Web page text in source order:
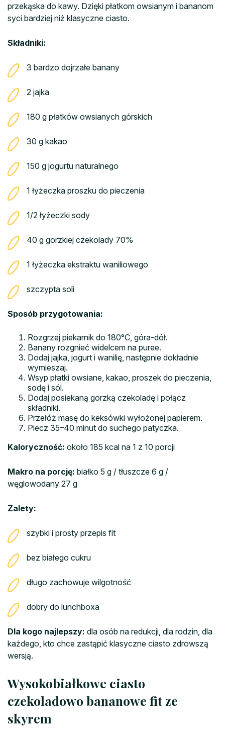
przekąska do kawy. Dzięki płatkom owsianym i bananom
syci bardziej niż klasyczne ciasto.
Składniki:
3 bardzo dojrzałe banany
2 jajka
180 g płatków owsianych górskich
30 g kakao
150 g jogurtu naturalnego
1 łyżeczka proszku do pieczenia
1/2 łyżeczki sody
40 g gorzkiej czekolady 70%
1 łyżeczka ekstraktu waniliowego
szczypta soli
Sposób przygotowania:
Rozgrzej piekarnik do 180°C, góra-dół.
Banany rozgnieć widelcem na puree.
Dodaj jajka, jogurt i wanilię, następnie dokładnie
wymieszaj.
Wsyp płatki owsiane, kakao, proszek do pieczenia,
sodę i sól.
Dodaj posiekaną gorzką czekoladę i połącz
składniki.
Przełóż masę do keksówki wyłożonej papierem.
Piecz 35–40 minut do suchego patyczka.
Kaloryczność: około 185 kcal na 1 z 10 porcji
Makro na porcję: białko 5 g / tłuszcze 6 g /
węglowodany 27 g
Zalety:
szybki i prosty przepis fit
bez białego cukru
długo zachowuje wilgotność
dobry do lunchboxa
Dla kogo najlepszy: dla osób na redukcji, dla rodzin, dla
każdego, kto chce zastąpić klasyczne ciasto zdrowszą
wersją.
Wysokobiałkowe ciasto
czekoladowo bananowe fit ze
skyrem